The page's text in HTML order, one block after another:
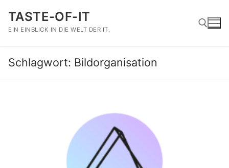
Inhalt
springen
TASTE-OF-IT
EIN EINBLICK IN DIE WELT DER IT.
Suchen nach:
Schlagwort: Bildorganisation